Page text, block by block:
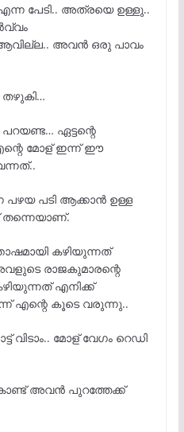
പേടി.. അത്രയെ ഉള്ളു..
വ്വം
അവന്ഒരു പാവം
പറയണ്ട… ഏട്ടന്റെ
മോള് ഇന്ന് ഈ
പഴയ പടി ആക്കാന്ഉള്ള
തന്നെയാണ്.
കഴിയുന്നത്
രാജകുമാരന്റെ
എനിക്ക്
എന്റെ കൂടെ വരുന്നു..
വിടാം.. മോള് വേഗം റെഡി
അവന്പുറത്തേക്ക്